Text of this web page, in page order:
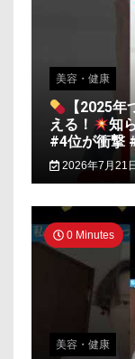
美容・健康
【2025
える！
知
#4位が衝撃
2026年7月21
0 Minutes
美容・健康